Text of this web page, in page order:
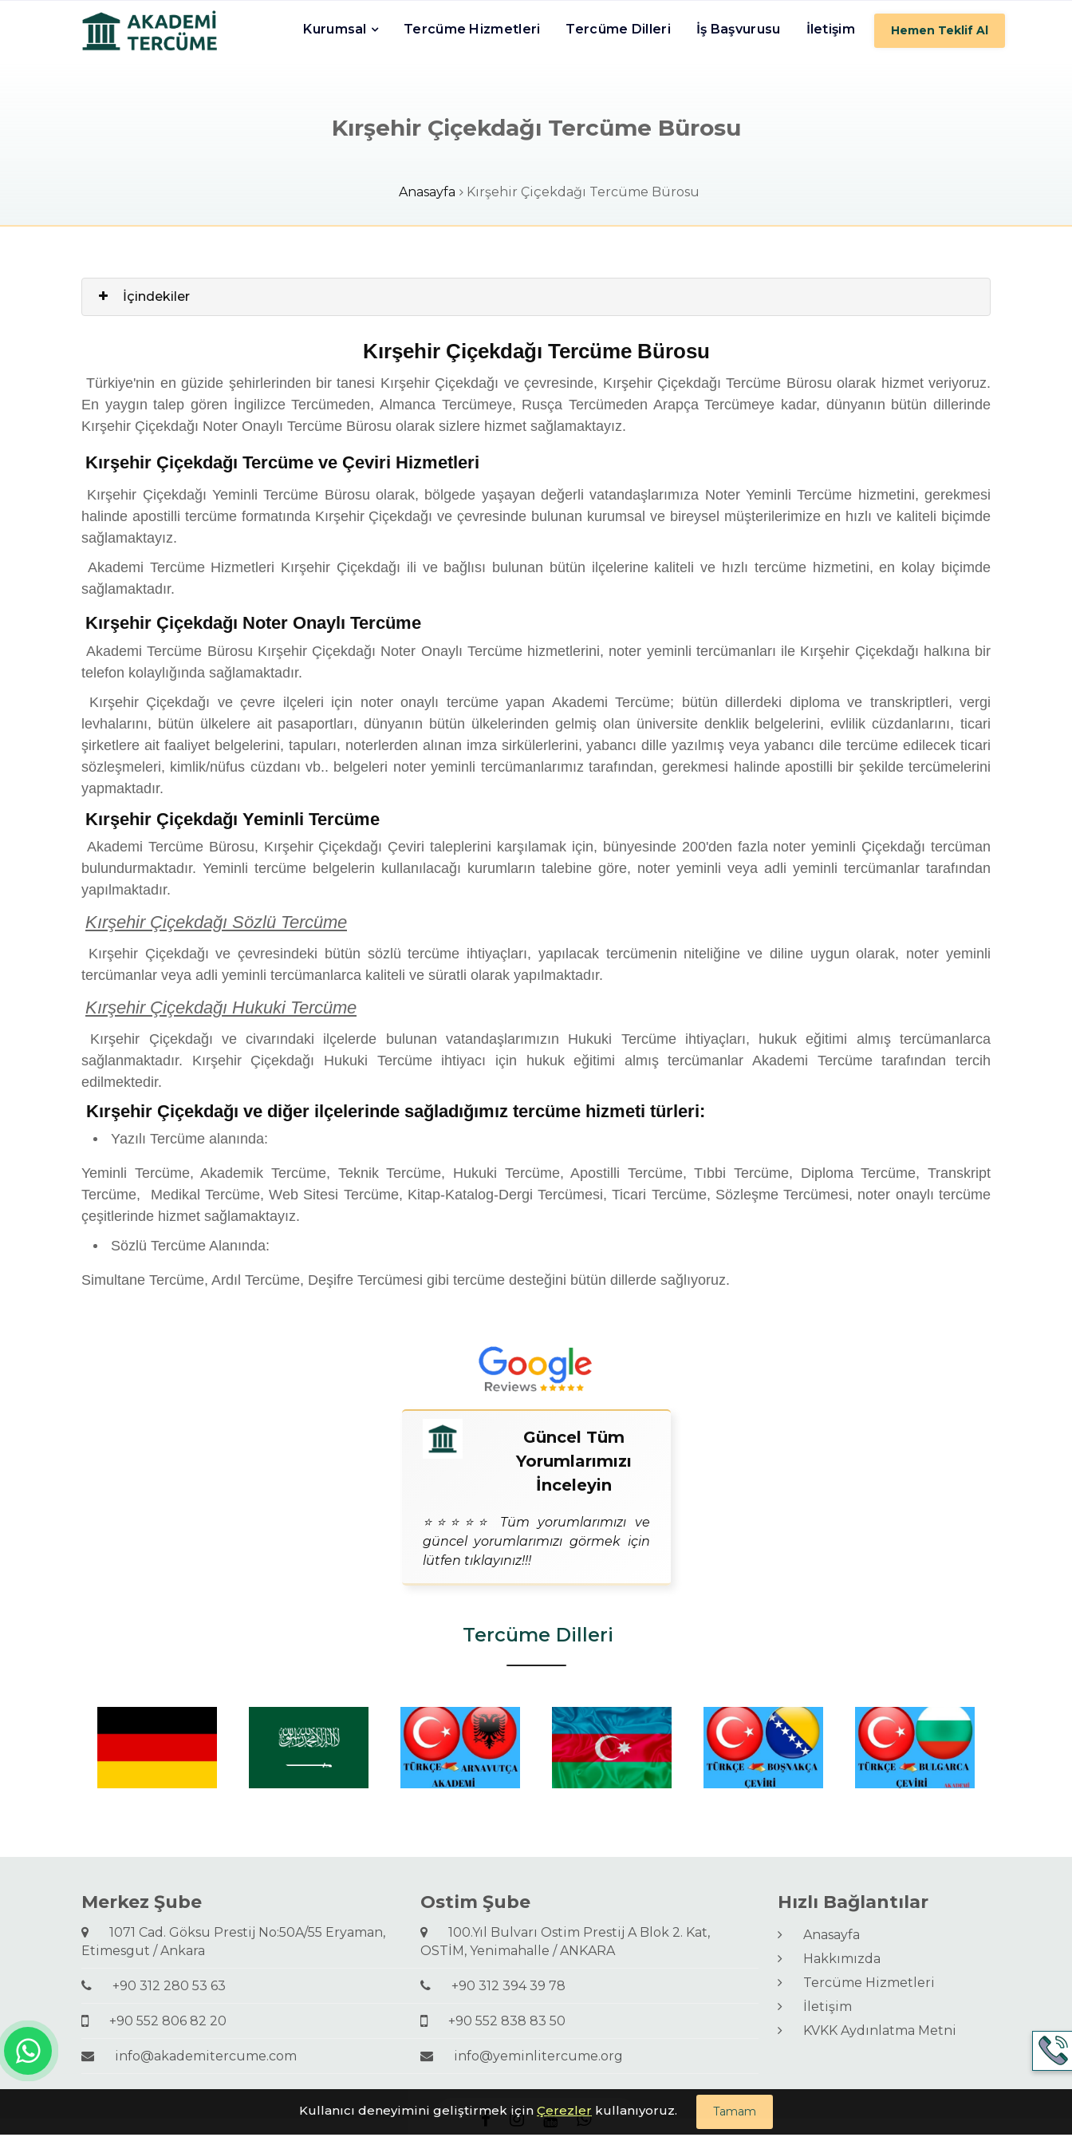
Kurumsal Tercüme Hizmetleri Tercüme Dilleri İş Başvurusu İletişim Hemen Teklif Al
Kırşehir Çiçekdağı Tercüme Bürosu
Anasayfa Kırşehir Çiçekdağı Tercüme Bürosu
İçindekiler
Kırşehir Çiçekdağı Tercüme Bürosu
Türkiye'nin en güzide şehirlerinden bir tanesi Kırşehir Çiçekdağı ve çevresinde, Kırşehir Çiçekdağı Tercüme Bürosu olarak hizmet veriyoruz.
En yaygın talep gören İngilizce Tercümeden, Almanca Tercümeye, Rusça Tercümeden Arapça Tercümeye kadar, dünyanın bütün dillerinde
Kırşehir Çiçekdağı Noter Onaylı Tercüme Bürosu olarak sizlere hizmet sağlamaktayız.
Kırşehir Çiçekdağı Tercüme ve Çeviri Hizmetleri
Kırşehir Çiçekdağı Yeminli Tercüme Bürosu olarak, bölgede yaşayan değerli vatandaşlarımıza Noter Yeminli Tercüme hizmetini, gerekmesi
halinde apostilli tercüme formatında Kırşehir Çiçekdağı ve çevresinde bulunan kurumsal ve bireysel müşterilerimize en hızlı ve kaliteli biçimde
sağlamaktayız.
Akademi Tercüme Hizmetleri Kırşehir Çiçekdağı ili ve bağlısı bulunan bütün ilçelerine kaliteli ve hızlı tercüme hizmetini, en kolay biçimde
sağlamaktadır.
Kırşehir Çiçekdağı Noter Onaylı Tercüme
Akademi Tercüme Bürosu Kırşehir Çiçekdağı Noter Onaylı Tercüme hizmetlerini, noter yeminli tercümanları ile Kırşehir Çiçekdağı halkına bir
telefon kolaylığında sağlamaktadır.
Kırşehir Çiçekdağı ve çevre ilçeleri için noter onaylı tercüme yapan Akademi Tercüme; bütün dillerdeki diploma ve transkriptleri, vergi
levhalarını, bütün ülkelere ait pasaportları, dünyanın bütün ülkelerinden gelmiş olan üniversite denklik belgelerini, evlilik cüzdanlarını, ticari
şirketlere ait faaliyet belgelerini, tapuları, noterlerden alınan imza sirkülerlerini, yabancı dille yazılmış veya yabancı dile tercüme edilecek ticari
sözleşmeleri, kimlik/nüfus cüzdanı vb.. belgeleri noter yeminli tercümanlarımız tarafından, gerekmesi halinde apostilli bir şekilde tercümelerini
yapmaktadır.
Kırşehir Çiçekdağı Yeminli Tercüme
Akademi Tercüme Bürosu, Kırşehir Çiçekdağı Çeviri taleplerini karşılamak için, bünyesinde 200'den fazla noter yeminli Çiçekdağı tercüman
bulundurmaktadır. Yeminli tercüme belgelerin kullanılacağı kurumların talebine göre, noter yeminli veya adli yeminli tercümanlar tarafından
yapılmaktadır.
Kırşehir Çiçekdağı Sözlü Tercüme
Kırşehir Çiçekdağı ve çevresindeki bütün sözlü tercüme ihtiyaçları, yapılacak tercümenin niteliğine ve diline uygun olarak, noter yeminli
tercümanlar veya adli yeminli tercümanlarca kaliteli ve süratli olarak yapılmaktadır.
Kırşehir Çiçekdağı Hukuki Tercüme
Kırşehir Çiçekdağı ve civarındaki ilçelerde bulunan vatandaşlarımızın Hukuki Tercüme ihtiyaçları, hukuk eğitimi almış tercümanlarca
sağlanmaktadır. Kırşehir Çiçekdağı Hukuki Tercüme ihtiyacı için hukuk eğitimi almış tercümanlar Akademi Tercüme tarafından tercih
edilmektedir.
Kırşehir Çiçekdağı ve diğer ilçelerinde sağladığımız tercüme hizmeti türleri:
Yazılı Tercüme alanında:
Yeminli Tercüme, Akademik Tercüme, Teknik Tercüme, Hukuki Tercüme, Apostilli Tercüme, Tıbbi Tercüme, Diploma Tercüme, Transkript
Tercüme, Medikal Tercüme, Web Sitesi Tercüme, Kitap-Katalog-Dergi Tercümesi, Ticari Tercüme, Sözleşme Tercümesi, noter onaylı tercüme
çeşitlerinde hizmet sağlamaktayız.
Sözlü Tercüme Alanında:
Simultane Tercüme, Ardıl Tercüme, Deşifre Tercümesi gibi tercüme desteğini bütün dillerde sağlıyoruz.
Güncel Tüm
Yorumlarımızı
İnceleyin
⭐⭐⭐⭐⭐ Tüm yorumlarımızı ve
güncel yorumlarımızı görmek için
lütfen tıklayınız!!!
Tercüme Dilleri
Merkez Şube
1071 Cad. Göksu Prestij No:50A/55 Eryaman,
Etimesgut / Ankara
+90 312 280 53 63
+90 552 806 82 20
info@akademitercume.com
Ostim Şube
100.Yıl Bulvarı Ostim Prestij A Blok 2. Kat,
OSTİM, Yenimahalle / ANKARA
+90 312 394 39 78
+90 552 838 83 50
info@yeminlitercume.org
Hızlı Bağlantılar
Anasayfa
Hakkımızda
Tercüme Hizmetleri
İletişim
KVKK Aydınlatma Metni
Kullanıcı deneyimini geliştirmek için Çerezler kullanıyoruz. Tamam